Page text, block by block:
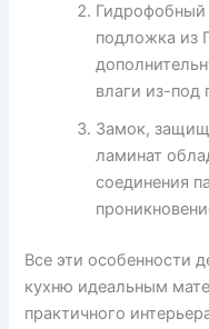
Гидрофобный
подложка из
влаги из-под
Замок,
ламинат
соединения
Все эти особенности
кухню идеальным
практичного